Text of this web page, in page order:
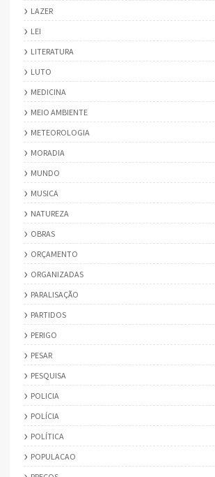
LAZER
LEI
LITERATURA
LUTO
MEDICINA
MEIO AMBIENTE
METEOROLOGIA
MORADIA
MUNDO
MUSICA
NATUREZA
OBRAS
ORÇAMENTO
ORGANIZADAS
PARALISAÇÃO
PARTIDOS
PERIGO
PESAR
PESQUISA
POLICIA
POLÍCIA
POLÍTICA
POPULACAO